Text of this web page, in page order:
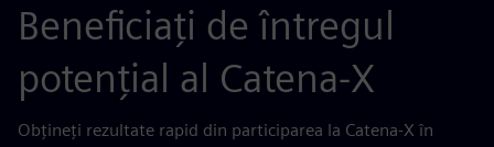
Beneficiați de întregul
potențial al Catena-X
Obțineți rezultate rapid din participarea la Catena-X în